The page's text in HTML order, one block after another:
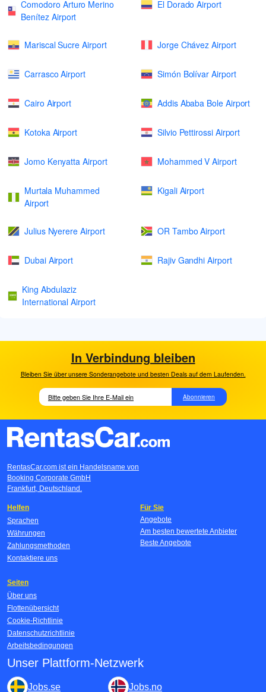
Comodoro Arturo Merino
Benítez Airport
El Dorado Airport
Mariscal Sucre Airport Jorge Chávez Airport
Carrasco Airport Simón Bolívar Airport
Cairo Airport Addis Ababa Bole Airport
Kotoka Airport Silvio Pettirossi Airport
Jomo Kenyatta Airport Mohammed V Airport
Murtala Muhammed
Airport
Kigali Airport
Julius Nyerere Airport OR Tambo Airport
Dubai Airport Rajiv Gandhi Airport
King Abdulaziz
International Airport
In Verbindung bleiben
Bleiben Sie über unsere Sonderangebote und besten Deals auf dem Laufenden.
Abonnieren
RentasCar.com ist ein Handelsname von
Booking Corporate GmbH
Frankfurt, Deutschland.
Helfen
Sprachen
Währungen
Zahlungsmethoden
Kontaktiere uns
Für Sie
Angebote
Am besten bewertete Anbieter
Beste Angebote
Seiten
Über uns
Flottenübersicht
Cookie-Richtlinie
Datenschutzrichtlinie
Arbeitsbedingungen
Unser Plattform-Netzwerk
Jobs.se Jobs.no